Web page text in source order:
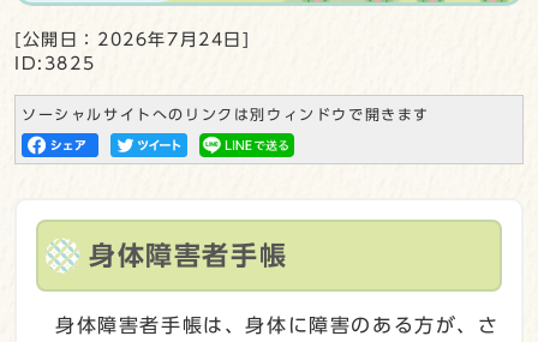
[公開日：2026年7月24日]
ID:3825
ソーシャルサイトへのリンクは別ウィンドウで開きます
身体障害者手帳
身体障害者手帳は、身体に障害のある方が、さ